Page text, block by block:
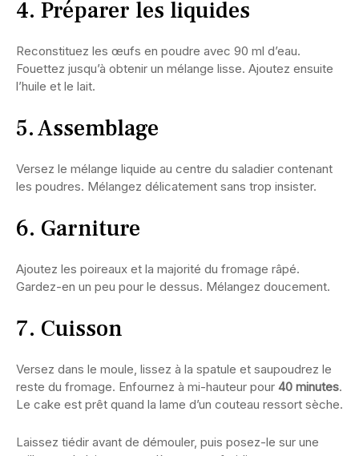
4. Préparer les liquides
Reconstituez les œufs en poudre avec 90 ml d’eau.
Fouettez jusqu’à obtenir un mélange lisse. Ajoutez ensuite
l’huile et le lait.
5. Assemblage
Versez le mélange liquide au centre du saladier contenant
les poudres. Mélangez délicatement sans trop insister.
6. Garniture
Ajoutez les poireaux et la majorité du fromage râpé.
Gardez-en un peu pour le dessus. Mélangez doucement.
7. Cuisson
Versez dans le moule, lissez à la spatule et saupoudrez le
reste du fromage. Enfournez à mi-hauteur pour 40 minutes.
Le cake est prêt quand la lame d’un couteau ressort sèche.
Laissez tiédir avant de démouler, puis posez-le sur une